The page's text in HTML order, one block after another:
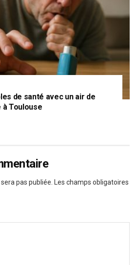
de santé avec un air de
à Toulouse
pas publiée. Les champs obligatoires